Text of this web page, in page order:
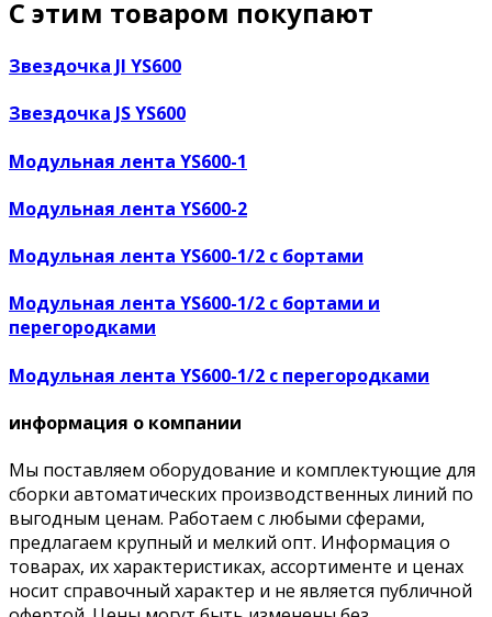
С этим товаром покупают
Звездочка JI YS600
Звездочка JS YS600
Модульная лента YS600-1
Модульная лента YS600-2
Модульная лента YS600-1/2 с бортами
Модульная лента YS600-1/2 с бортами и
перегородками
Модульная лента YS600-1/2 с перегородками
информация о компании
Мы поставляем оборудование и комплектующие для
сборки автоматических производственных линий по
выгодным ценам. Работаем с любыми сферами,
предлагаем крупный и мелкий опт. Информация о
товарах, их характеристиках, ассортименте и ценах
носит справочный характер и не является публичной